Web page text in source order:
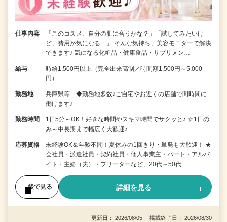
仕事内容
「このコスメ、自分の肌に合うかな？」「試してみたいけ
ど、費用が気になる…」 そんな気持ち、美容モニターで解決
できます♪ 気になる化粧品・健康食品・サプリメン…
給与
時給1,500円以上（完全出来高制／時間額1,500円～5,000
円）
勤務地
兵庫県等 ◆勤務地多数♪ご自宅やお近くの店舗で間時間に
働けます♪
勤務時間
1日5分～OK！好きな時間やスキマ時間でサクッと♪ ☆1日の
み～中長期まで幅広く大歓迎♪…
応募資格
未経験OK＆年齢不問！夏休みの1回きり・単発も大歓迎！ ★
会社員・派遣社員・契約社員・個人事業主・パート・アルバ
イト・主婦（夫）・フリーターなど、20代～50代…
後で見る 詳細を見る
更新日： 2026/08/05 掲載終了日： 2026/08/30